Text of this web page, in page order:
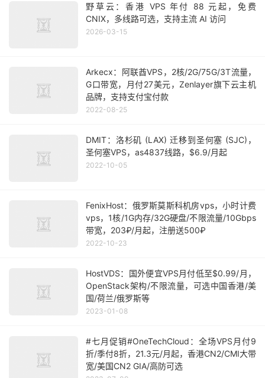
野草云：香港 VPS 年付 88 元起，免费
CNIX，多线路可选，支持主流 AI 访问
2026-03-15
Arkecx：阿联酋VPS，2核/2G/75G/3T流量，
G口带宽，月付27美元，Zenlayer旗下云主机
品牌，支持支付宝付款
2022-08-25
DMIT：洛杉矶 (LAX) 迁移到圣何塞 (SJC)，
圣何塞VPS，as4837线路，$6.9/月起
2022-10-05
FenixHost：俄罗斯莫斯科机房vps，小时计费
vps，1核/1G内存/32G硬盘/不限流量/10Gbps
带宽，203₽/月起，注册送500₽
2022-10-23
HostVDS：国外便宜VPS月付低至$0.99/月，
OpenStack架构/不限流量，可选中国香港/美
国/荷兰/俄罗斯等
2023-01-08
#七月促销#OneTechCloud：全场VPS月付9
折/季付8折，21.3元/月起，香港CN2/CMI大带
宽/美国CN2 GIA/高防可选